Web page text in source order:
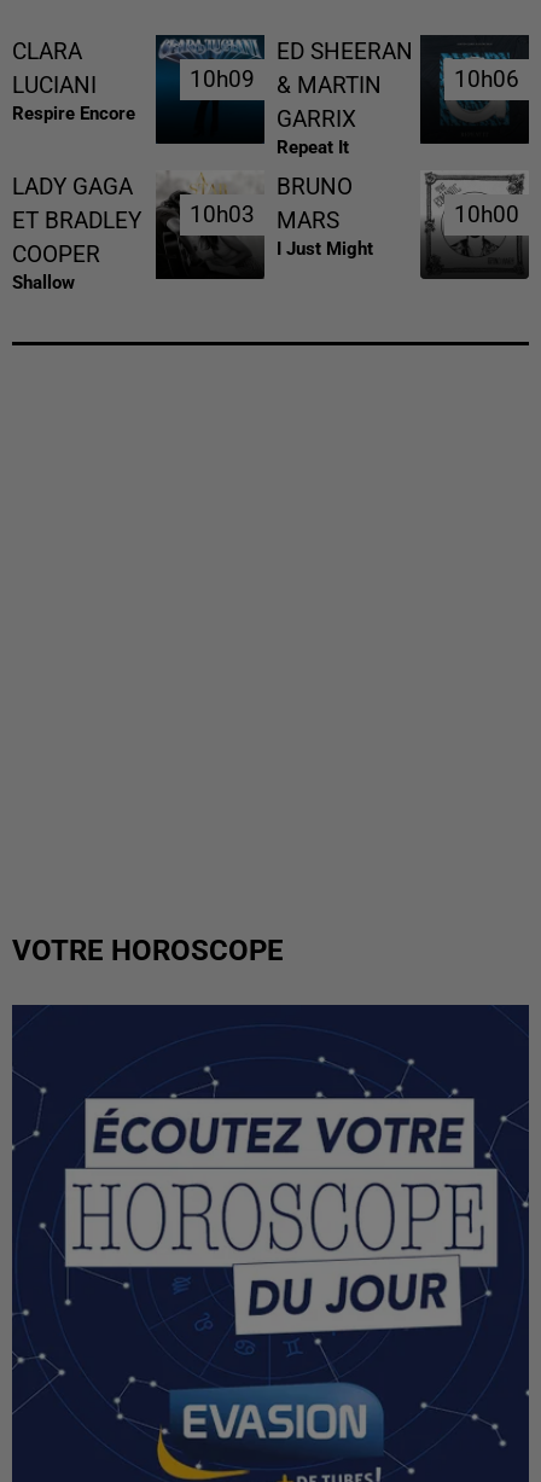
CLARA
LUCIANI
Respire Encore
10h09
10h09
ED SHEERAN
& MARTIN
GARRIX
Repeat It
10h06
10h06
LADY GAGA
ET BRADLEY
COOPER
Shallow
10h03
10h03
BRUNO
MARS
I Just Might
10h00
10h00
VOTRE HOROSCOPE